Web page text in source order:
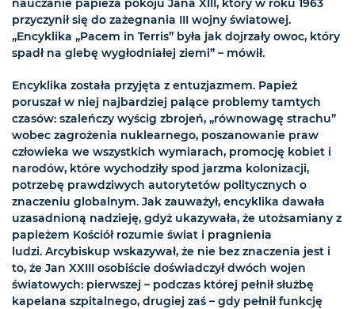
nauczanie papieża pokoju Jana XIII, który w roku 1963
przyczynił się do zażegnania III wojny światowej.
„Encyklika „Pacem in Terris” była jak dojrzały owoc, który
spadł na glebę wygłodniałej ziemi” – mówił.
Encyklika została przyjęta z entuzjazmem. Papież
poruszał w niej najbardziej palące problemy tamtych
czasów: szaleńczy wyścig zbrojeń, „równowagę strachu”
wobec zagrożenia nuklearnego, poszanowanie praw
człowieka we wszystkich wymiarach, promocję kobiet i
narodów, które wychodziły spod jarzma kolonizacji,
potrzebę prawdziwych autorytetów politycznych o
znaczeniu globalnym. Jak zauważył, encyklika dawała
uzasadnioną nadzieję, gdyż ukazywała, że utożsamiany z
papieżem Kościół rozumie świat i pragnienia
ludzi. Arcybiskup wskazywał, że nie bez znaczenia jest i
to, że Jan XXIII osobiście doświadczył dwóch wojen
światowych: pierwszej – podczas której pełnił służbę
kapelana szpitalnego, drugiej zaś – gdy pełnił funkcję